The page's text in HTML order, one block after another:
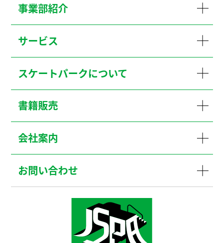
事業部紹介
サービス
スケートパークについて
書籍販売
会社案内
お問い合わせ